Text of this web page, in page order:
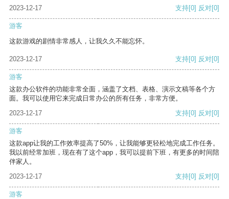
2023-12-17
支持[0] 反对[0]
游客
这款游戏的剧情非常感人，让我久久不能忘怀。
2023-12-17 支持[0] 反对[0]
游客
这款办公软件的功能非常全面，涵盖了文档、表格、演示文稿等各个方
面。我可以使用它来完成日常办公的所有任务，非常方便。
2023-12-17
支持[0] 反对[0]
游客
这款app让我的工作效率提高了50%，让我能够更轻松地完成工作任务。
我以前经常加班，现在有了这个app，我可以提前下班，有更多的时间陪
伴家人。
2023-12-17
支持[0] 反对[0]
游客